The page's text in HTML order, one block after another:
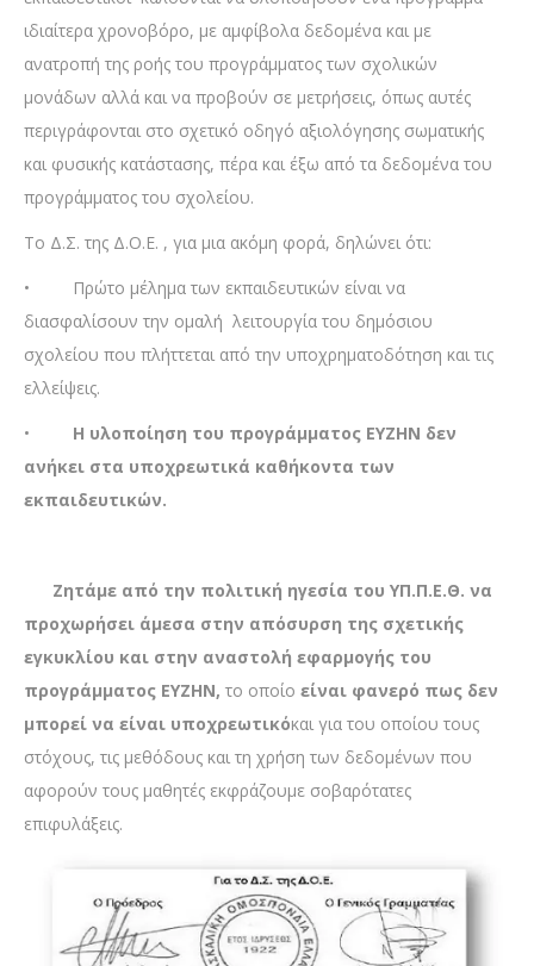
ιδιαίτερα χρονοβόρο, με αμφίβολα δεδομένα και με
ανατροπή της ροής του προγράμματος των σχολικών
μονάδων αλλά και να προβούν σε μετρήσεις, όπως αυτές
περιγράφονται στο σχετικό οδηγό αξιολόγησης σωματικής
και φυσικής κατάστασης, πέρα και έξω από τα δεδομένα του
προγράμματος του σχολείου.
Το Δ.Σ. της Δ.Ο.Ε. , για μια ακόμη φορά, δηλώνει ότι:
• Πρώτο μέλημα των εκπαιδευτικών είναι να
διασφαλίσουν την ομαλή λειτουργία του δημόσιου
σχολείου που πλήττεται από την υποχρηματοδότηση και τις
ελλείψεις.
• Η υλοποίηση του προγράμματος ΕΥΖΗΝ δεν
ανήκει στα υποχρεωτικά καθήκοντα των
εκπαιδευτικών.
Ζητάμε από την πολιτική ηγεσία του ΥΠ.Π.Ε.Θ. να
προχωρήσει άμεσα στην απόσυρση της σχετικής
εγκυκλίου και στην αναστολή εφαρμογής του
προγράμματος ΕΥΖΗΝ, το οποίο είναι φανερό πως δεν
μπορεί να είναι υποχρεωτικόκαι για του οποίου τους
στόχους, τις μεθόδους και τη χρήση των δεδομένων που
αφορούν τους μαθητές εκφράζουμε σοβαρότατες
επιφυλάξεις.